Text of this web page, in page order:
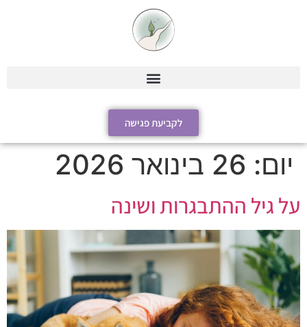
לקביעת פגישה
יום: 26 בינואר 2026
על גיל ההתבגרות ושינה